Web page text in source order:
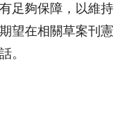
足夠保障，以維持
望在相關草案刊憲
。